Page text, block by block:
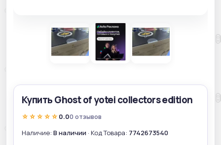
Купить Ghost of yotei collectors edition
☆☆☆☆☆ 0.00 отзывов
Наличие: В наличии · Код Товара: 7742673540